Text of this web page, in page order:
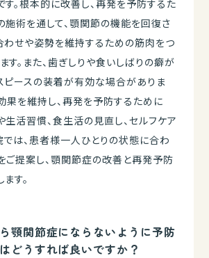
す。根本的に改善し、再発を予防するた
施術を通して、顎関節の機能を回復さ
わせや姿勢を維持するための筋肉をつ
す。また、歯ぎしりや食いしばりの癖が
ピースの装着が有効な場合がありま
果を維持し、再発を予防するために
生活習慣、食生活の見直し、セルフケア
では、患者様一人ひとりの状態に合わ
ご提案し、顎関節症の改善と再発予防
す。
顎関節症にならないように予防
どうすれば良いですか？